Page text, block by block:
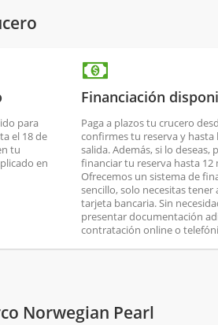
para
el 18 de
tu
en
Financiación
Paga a plazos tu crucero
confirmes tu reserva y hasta
salida. Además, si lo deseas,
financiar tu reserva hasta 12
Ofrecemos un sistema de
sencillo, solo necesitas tener
tarjeta bancaria. Sin
presentar documentación
contratación online o
Norwegian Pearl